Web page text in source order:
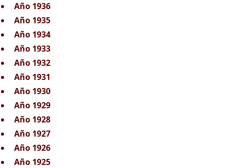
Año 1936
Año 1935
Año 1934
Año 1933
Año 1932
Año 1931
Año 1930
Año 1929
Año 1928
Año 1927
Año 1926
Año 1925